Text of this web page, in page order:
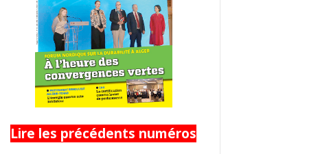
Lire les précédents numéros